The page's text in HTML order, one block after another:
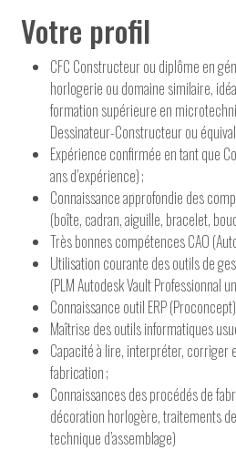
Votre profil
CFC Constructeur ou diplôme en
horlogerie ou domaine similaire,
formation supérieure en
Dessinateur-Constructeur ou
Expérience confirmée en tant que
ans d’expérience) ;
Connaissance approfondie des
(boîte, cadran, aiguille, bracelet,
Très bonnes compétences CAO
Utilisation courante des outils de
(PLM Autodesk Vault Professionnal
Connaissance outil ERP
Maîtrise des outils informatiques
Capacité à lire, interpréter, corriger
fabrication ;
Connaissances des procédés de
décoration horlogère, traitements
technique d’assemblage)